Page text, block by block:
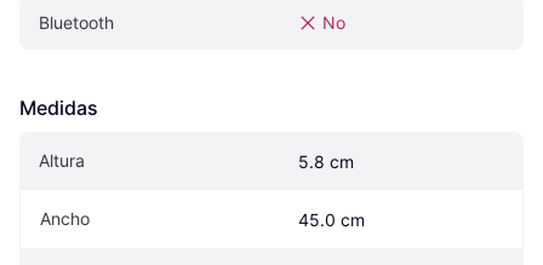
Bluetooth No
Medidas
Altura 5.8 cm
Ancho 45.0 cm